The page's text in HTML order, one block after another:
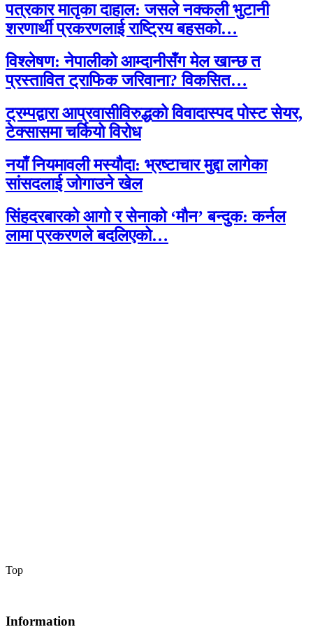
पत्रकार मातृका दाहाल: जसले नक्कली भुटानी
शरणार्थी प्रकरणलाई राष्ट्रिय बहसको…
विश्लेषण: नेपालीको आम्दानीसँग मेल खान्छ त
प्रस्तावित ट्राफिक जरिवाना? विकसित…
ट्रम्पद्वारा आप्रवासीविरुद्धको विवादास्पद पोस्ट सेयर,
टेक्सासमा चर्कियो विरोध
नयाँ नियमावली मस्यौदा: भ्रष्टाचार मुद्दा लागेका
सांसदलाई जोगाउने खेल
सिंहदरबारको आगो र सेनाको ‘मौन’ बन्दुक: कर्नल
लामा प्रकरणले बदलिएको…
Top
Information